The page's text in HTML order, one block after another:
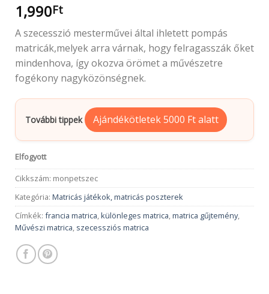
1,990Ft
A szecesszió mesterművei által ihletett pompás
matricák,melyek arra várnak, hogy felragasszák őket
mindenhova, így okozva örömet a művészetre
fogékony nagyközönségnek.
További tippek Ajándékötletek 5000 Ft alatt
Elfogyott
Cikkszám: monpetszec
Kategória: Matricás játékok, matricás poszterek
Címkék: francia matrica,különleges matrica,matrica gűjtemény,
Művészi matrica, szecessziós matrica